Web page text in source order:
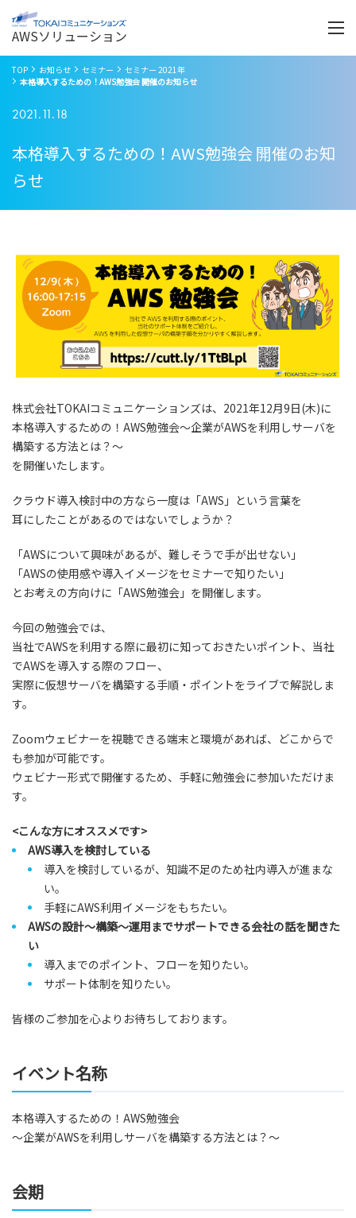
AWSソリューション
く
TOP お知らせ セミナー
セミナー 2021年
本格導入するための！AWS勉強会 開催のお知らせ
2021.11.18
本格導入するための！AWS勉強会 開催のお知
らせ
株式会社TOKAIコミュニケーションズは、2021年12月9日(木)に
本格導入するための！AWS勉強会～企業がAWSを利用しサーバを
構築する方法とは？～
を開催いたします。
クラウド導入検討中の方なら一度は「AWS」という言葉を
耳にしたことがあるのではないでしょうか？
「AWSについて興味があるが、難しそうで手が出せない」
「AWSの使用感や導入イメージをセミナーで知りたい」
とお考えの方向けに「AWS勉強会」を開催します。
今回の勉強会では、
当社でAWSを利用する際に最初に知っておきたいポイント、当社
でAWSを導入する際のフロー、
実際に仮想サーバを構築する手順・ポイントをライブで解説しま
す。
Zoomウェビナーを視聴できる端末と環境があれば、どこからで
も参加が可能です。
ウェビナー形式で開催するため、手軽に勉強会に参加いただけま
す。
<こんな方にオススメです>
AWS導入を検討している
導入を検討しているが、知識不足のため社内導入が進まな
い。
手軽にAWS利用イメージをもちたい。
AWSの設計～構築～運用までサポートできる会社の話を聞きた
い
導入までのポイント、フローを知りたい。
サポート体制を知りたい。
皆様のご参加を心よりお待ちしております。
イベント名称
本格導入するための！AWS勉強会
～企業がAWSを利用しサーバを構築する方法とは？～
会期